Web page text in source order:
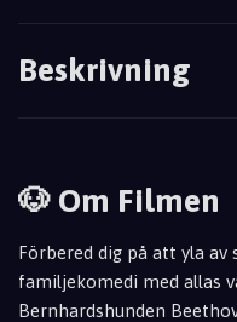
Beskrivning
🐶 Om Filmen
Förbered dig på att yla
familjekomedi med allas
Bernhardshunden